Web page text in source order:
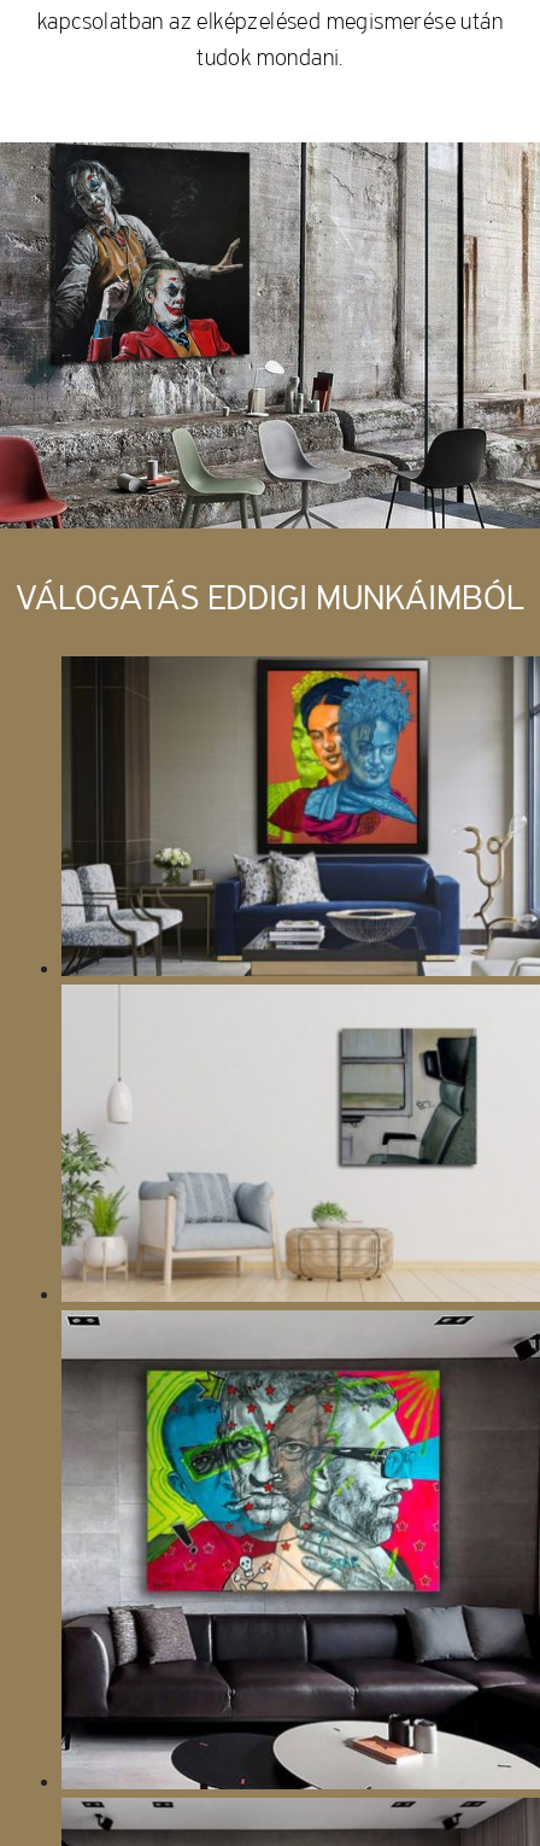
kapcsolatban az elképzelésed megismerése után
tudok mondani.
VÁLOGATÁS EDDIGI MUNKÁIMBÓL